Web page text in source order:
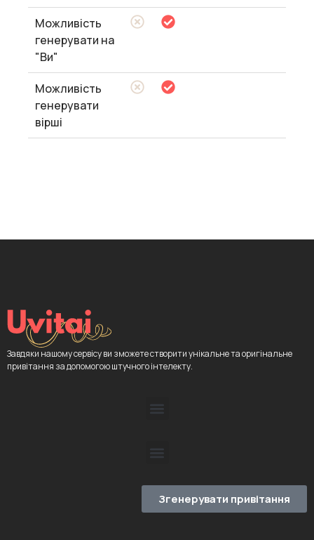
Можливість
генерувати на
"Ви"
Можливість
генерувати
вірші
Завдяки нашому сервісу ви зможете створити унікальне та оригінальне
привітання за допомогою штучного інтелекту.
Згенерувати привітання